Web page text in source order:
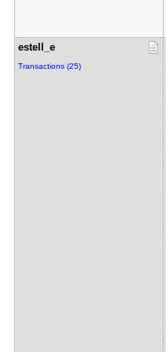
estell_e
Transactions (25)